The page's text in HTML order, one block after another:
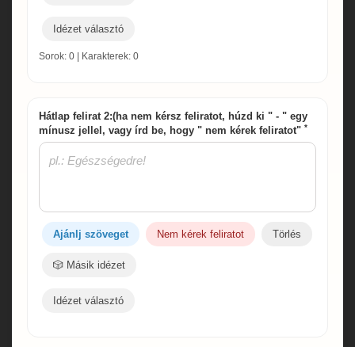
Idézet választó
Sorok: 0 | Karakterek: 0
Hátlap felirat 2:(ha nem kérsz feliratot, húzd ki " - " egy
mínusz jellel, vagy írd be, hogy " nem kérek feliratot" *
Ajánlj szöveget Nem kérek feliratot Törlés
🎲 Másik idézet
Idézet választó